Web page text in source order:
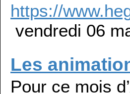
https://
vendredi 06
Les
Pour ce mois